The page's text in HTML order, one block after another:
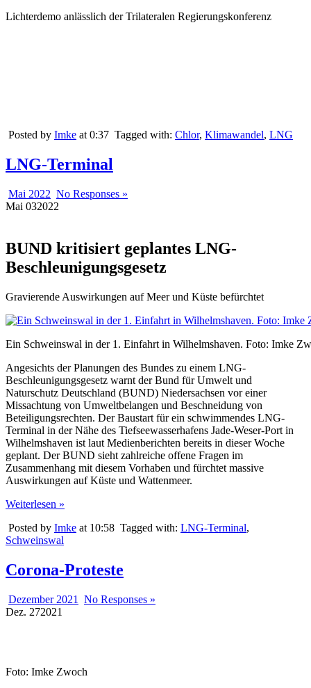
Lichterdemo anlässlich der Trilateralen Regierungskonferenz
Posted by Imke at 0:37 Tagged with: Chlor, Klimawandel, LNG
LNG-Terminal
Mai 2022 No Responses »
Mai 032022
BUND kritisiert geplantes LNG-
Beschleunigungsgesetz
Gravierende Auswirkungen auf Meer und Küste befürchtet
Ein Schweinswal in der 1. Einfahrt in Wilhelmshaven. Foto: Imke
Angesichts der Planungen des Bundes zu einem LNG-
Beschleunigungsgesetz warnt der Bund für Umwelt und
Naturschutz Deutschland (BUND) Niedersachsen vor einer
Missachtung von Umweltbelangen und Beschneidung von
Beteiligungsrechten. Der Baustart für ein schwimmendes LNG-
Terminal in der Nähe des Tiefseewasserhafens Jade-Weser-Port in
Wilhelmshaven ist laut Medienberichten bereits in dieser Woche
geplant. Der BUND sieht zahlreiche offene Fragen im
Zusammenhang mit diesem Vorhaben und fürchtet massive
Auswirkungen auf Küste und Wattenmeer.
Weiterlesen »
Posted by Imke at 10:58 Tagged with: LNG-Terminal,
Schweinswal
Corona-Proteste
Dezember 2021
No Responses »
Dez. 272021
Foto: Imke Zwoch